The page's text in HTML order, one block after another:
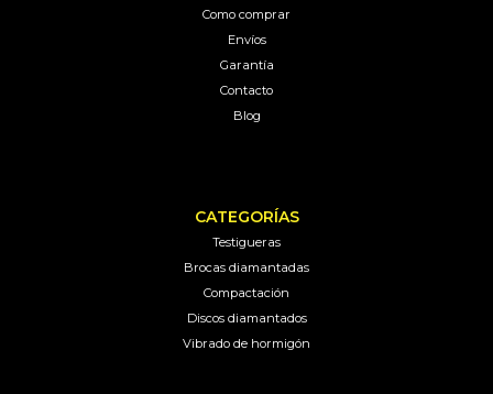
Como comprar
Envíos
Garantía
Contacto
Blog
CATEGORÍAS
Testigueras
Brocas diamantadas
Compactación
Discos diamantados
Vibrado de hormigón